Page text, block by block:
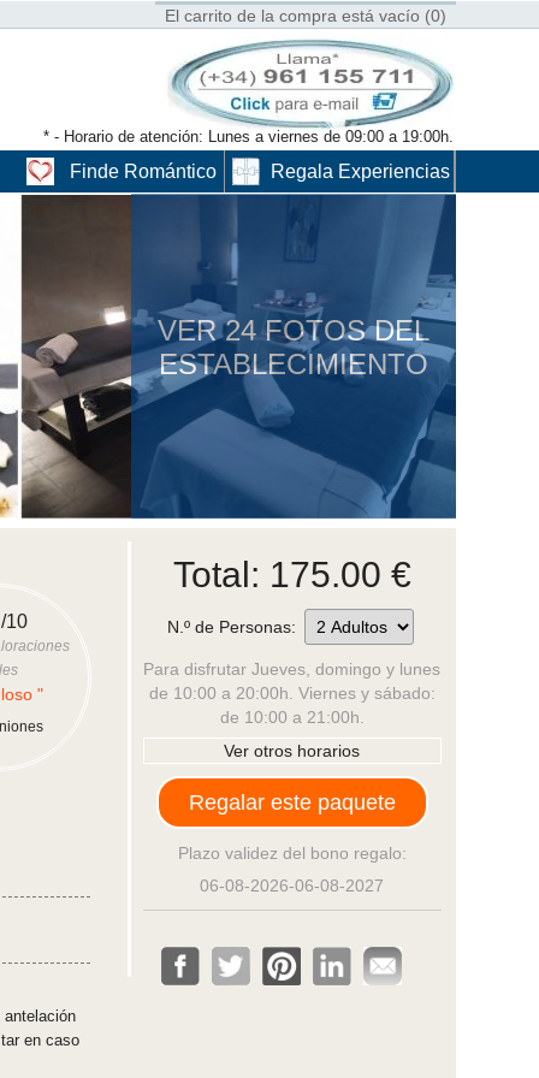
El carrito de la compra está vacío (0)
* - Horario de atención: Lunes a viernes de 09:00 a 19:00h.
Regala Experiencias
Finde Romántico
VER 24 FOTOS DEL
ESTABLECIMIENTO
Total: 175.00 €
N.º de Personas:
Para disfrutar Jueves, domingo y lunes
de 10:00 a 20:00h. Viernes y sábado:
de 10:00 a 21:00h.
Ver otros horarios
Regalar este paquete
Plazo validez del bono regalo:
06-08-2026-06-08-2027
/10
"
antelación
en caso